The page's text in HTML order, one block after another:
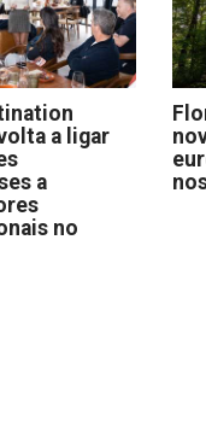
a ligar
a
no